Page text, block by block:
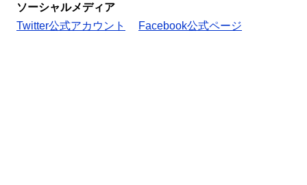
ソーシャルメディア
Twitter公式アカウント
Facebook公式ページ